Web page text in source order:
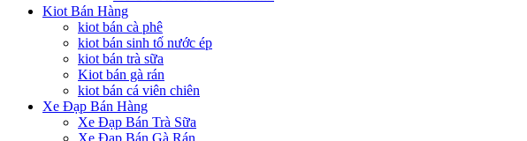
Kiot Bán Hàng
kiot bán cà phê
kiot bán sinh tố nước ép
kiot bán trà sữa
Kiot bán gà rán
kiot bán cá viên chiên
Xe Đạp Bán Hàng
Xe Đạp Bán Trà Sữa
Xe Đạp Bán Gà Rán